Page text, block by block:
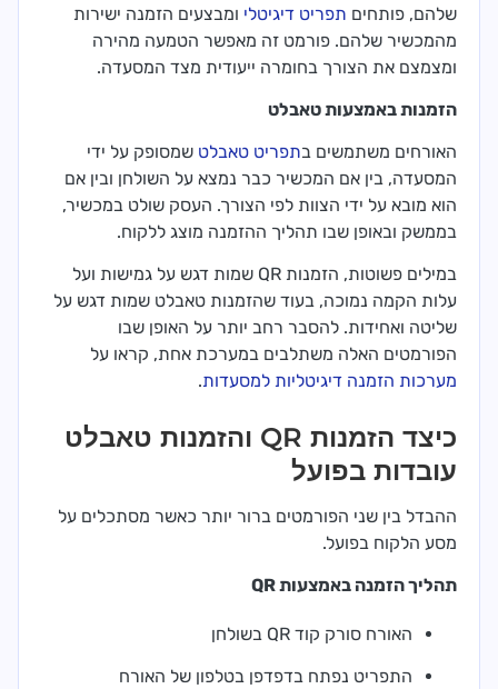
שלהם, פותחים תפריט דיגיטלי ומבצעים הזמנה ישירות
מהמכשיר שלהם. פורמט זה מאפשר הטמעה מהירה
ומצמצם את הצורך בחומרה ייעודית מצד המסעדה.
הזמנות באמצעות טאבלט
האורחים משתמשים בתפריט טאבלט שמסופק על ידי
המסעדה, בין אם המכשיר כבר נמצא על השולחן ובין אם
הוא מובא על ידי הצוות לפי הצורך. העסק שולט במכשיר,
בממשק ובאופן שבו תהליך ההזמנה מוצג ללקוח.
במילים פשוטות, הזמנות QR שמות דגש על גמישות ועל
עלות הקמה נמוכה, בעוד שהזמנות טאבלט שמות דגש על
שליטה ואחידות. להסבר רחב יותר על האופן שבו
הפורמטים האלה משתלבים במערכת אחת, קראו על
מערכות הזמנה דיגיטליות למסעדות.
כיצד הזמנות QR והזמנות טאבלט
עובדות בפועל
ההבדל בין שני הפורמטים ברור יותר כאשר מסתכלים על
מסע הלקוח בפועל.
תהליך הזמנה באמצעות QR
האורח סורק קוד QR בשולחן
התפריט נפתח בדפדפן בטלפון של האורח